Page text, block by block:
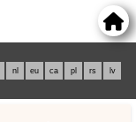
nl eu ca pl rs lv